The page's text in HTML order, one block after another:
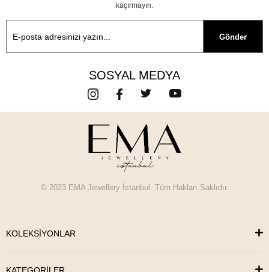
kaçırmayın.
Gönder
SOSYAL MEDYA
© 2023 EMA Jewellery İstanbul. Tüm Hakları Saklıdır.
KOLEKSİYONLAR